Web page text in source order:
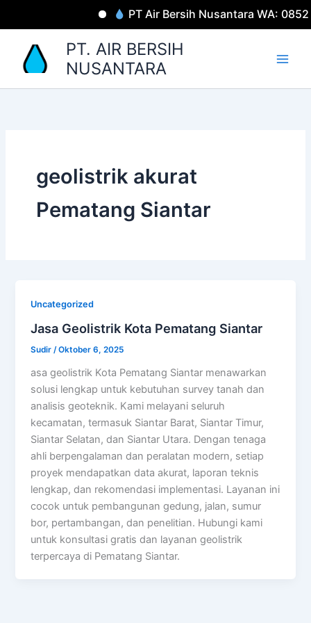
PT Air Bersih Nusantara WA:
PT. AIR BERSIH
NUSANTARA
geolistrik akurat
Pematang Siantar
Uncategorized
Jasa Geolistrik Kota Pematang Siantar
Sudir /Oktober 6, 2025
asa geolistrik Kota Pematang Siantar menawarkan
solusi lengkap untuk kebutuhan survey tanah dan
analisis geoteknik. Kami melayani seluruh
kecamatan, termasuk Siantar Barat, Siantar Timur,
Siantar Selatan, dan Siantar Utara. Dengan tenaga
ahli berpengalaman dan peralatan modern, setiap
proyek mendapatkan data akurat, laporan teknis
lengkap, dan rekomendasi implementasi. Layanan ini
cocok untuk pembangunan gedung, jalan, sumur
bor, pertambangan, dan penelitian. Hubungi kami
untuk konsultasi gratis dan layanan geolistrik
terpercaya di Pematang Siantar.